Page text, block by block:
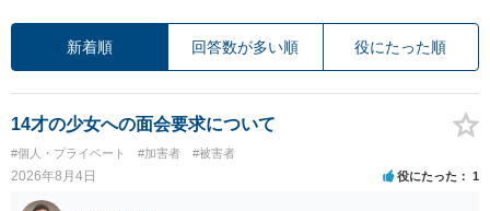
新着順 回答数が多い順 役にたった順
14才の少女への面会要求について
#個人・プライベート #加害者 #被害者
2026年8月4日 役にたった 1